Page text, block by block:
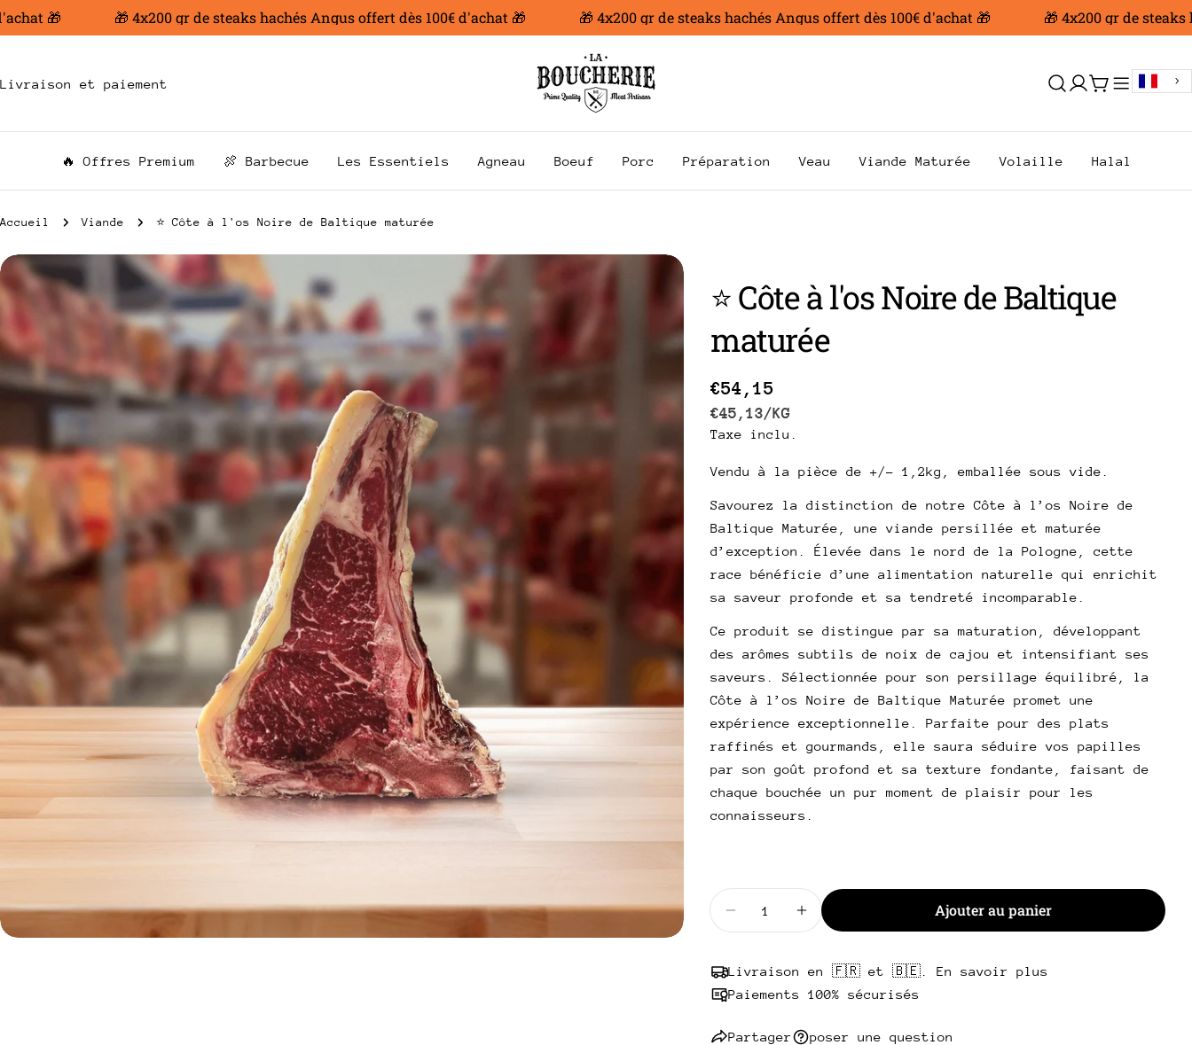
Aller
au
🎁 🎁 4x200 gr de steaks hachés Angus offert dès 100€ d'achat 🎁 🎁 4x200 gr de steaks hachés Angus offert dès 100€ d'achat 🎁 🎁 4x200 gr de steaks
Livraison et paiement
Se
Chariot
🔥 Offres Premium 🍖 Barbecue Les Essentiels Agneau Boeuf Porc Préparation Veau Viande Maturée Volaille Halal
Accueil Viande ⭐ Côte à l'os Noire de Baltique maturée
Passer
aux
informations
sur
le
produit
le média 0 en mode modal
⭐ Côte à l'os Noire de Baltique
maturée
Prix
​​
habituel
€54,15
PRIX
€45,13/PAR
KG
Taxe inclu.
Vendu à la pièce de +/- 1,2kg, emballée sous vide.
Savourez la distinction de notre Côte à l’os Noire de
Baltique Maturée, une viande persillée et maturée
d’exception. Élevée dans le nord de la Pologne, cette
race bénéficie d’une alimentation naturelle qui enrichit
sa saveur profonde et sa tendreté incomparable.
Ce produit se distingue par sa maturation, développant
des arômes subtils de noix de cajou et intensifiant ses
saveurs. Sélectionnée pour son persillage équilibré, la
Côte à l’os Noire de Baltique Maturée promet une
expérience exceptionnelle. Parfaite pour des plats
raffinés et gourmands, elle saura séduire vos papilles
par son goût profond et sa texture fondante, faisant de
chaque bouchée un pur moment de plaisir pour les
connaisseurs.
Diminuer la quantité pour ⭐ Côte à l&#39;os Noire de
Augmenter la quantité pour ⭐ Côte à l&#39;os
Ajouter au panier
Livraison en 🇫🇷 et 🇧🇪. En savoir plus
Paiements 100% sécurisés
Partager
Copie
Facebook
X
Pinterest
poser une question
poser une question
Votre
nom
email
Votre
téléphone
Votre
message
Les champs marqués * sont obligatoires.